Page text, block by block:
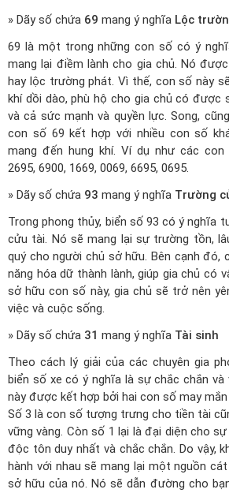
» Dãy số chứa 69 mang ý nghĩa Lộc
69 là một trong những con số có ý
mang lại điềm lành cho gia chủ. Nó
hay lộc trường phát. Vì thế, con số này
khí dồi dào, phù hộ cho gia chủ có được
và cả sức mạnh và quyền lực. Song,
con số 69 kết hợp với nhiều con số
mang đến hung khí. Ví dụ như các con
2695, 6900, 1669, 0069, 6695, 0695.
» Dãy số chứa 93 mang ý nghĩa Trường
Trong phong thủy, biển số 93 có ý nghĩa
cửu tài. Nó sẽ mang lại sự trường tồn,
quý cho người chủ sở hữu. Bên cạnh đó,
năng hóa dữ thành lành, giúp gia chủ có
sở hữu con số này, gia chủ sẽ trở nên
việc và cuộc sống.
» Dãy số chứa 31 mang ý nghĩa Tài sinh
Theo cách lý giải của các chuyên gia
biển số xe có ý nghĩa là sự chắc chắn và
này được kết hợp bởi hai con số may
Số 3 là con số tượng trưng cho tiền tài
vững vàng. Còn số 1 lại là đại diện cho
độc tôn duy nhất và chắc chắn. Do vậy,
hành với nhau sẽ mang lại một nguồn
sở hữu của nó. Nó sẽ dẫn đường cho